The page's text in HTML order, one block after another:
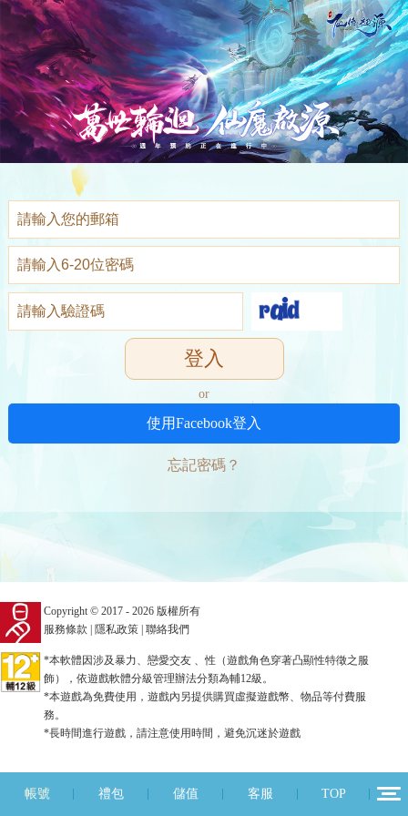
登入
or
使用Facebook登入
忘記密碼？
Copyright © 2017 - 2026 版權所有
服務條款
隱私政策 聯絡我們
*本軟體因涉及暴力、戀愛交友 、性（遊戲角色穿著凸顯性特徵之服
飾），依遊戲軟體分級管理辦法分類為輔12級。
*本遊戲為免費使用，遊戲內另提供購買虛擬遊戲幣、物品等付費服
務。
*長時間進行遊戲，請注意使用時間，避免沉迷於遊戲
帳號 禮包 儲值 客服 TOP 12